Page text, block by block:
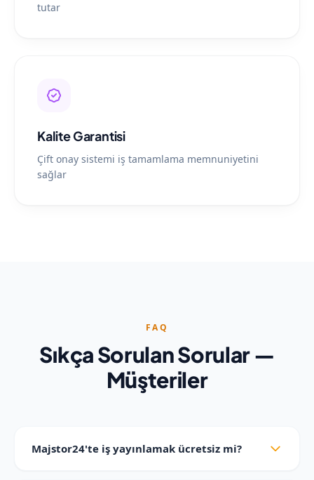
tutar
Kalite Garantisi
Çift onay sistemi iş tamamlama memnuniyetini
sağlar
FAQ
Sıkça Sorulan Sorular —
Müşteriler
Majstor24'te iş yayınlamak ücretsiz mi?